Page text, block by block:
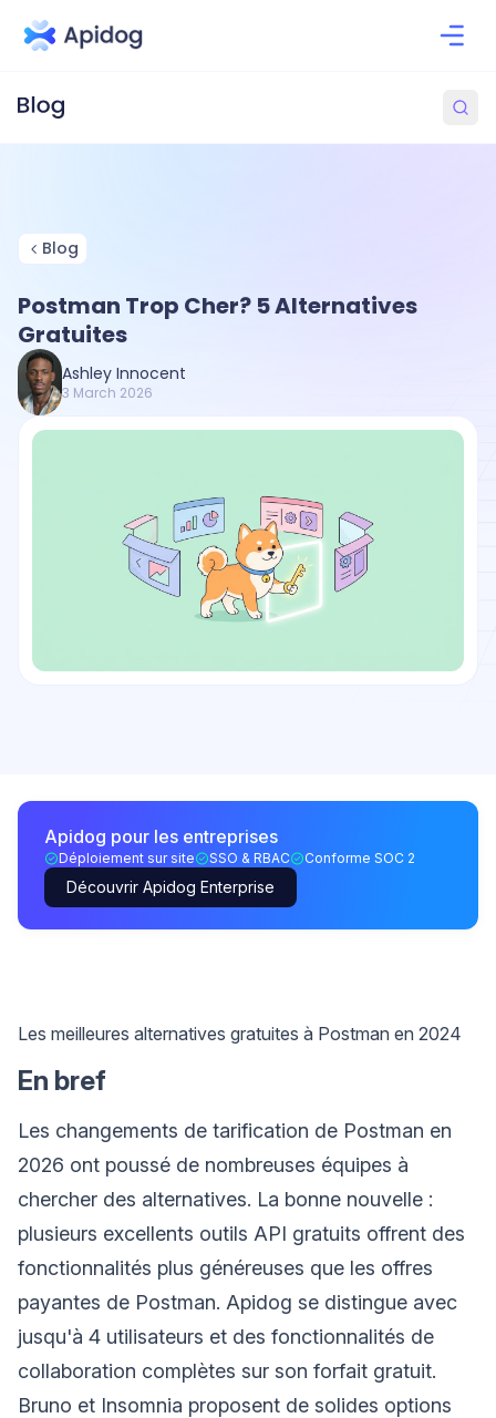
Blog
Postman Trop Cher? 5 Alternatives
Gratuites
Ashley Innocent
3 March 2026
Apidog pour les entreprises
Déploiement sur site SSO & RBAC Conforme SOC 2
Découvrir Apidog Enterprise
Les meilleures alternatives gratuites à Postman en 2024
En bref
Les changements de tarification de Postman en
2026 ont poussé de nombreuses équipes à
chercher des alternatives. La bonne nouvelle :
plusieurs excellents outils API gratuits offrent des
fonctionnalités plus généreuses que les offres
payantes de Postman. Apidog se distingue avec
jusqu'à 4 utilisateurs et des fonctionnalités de
collaboration complètes sur son forfait gratuit.
Bruno et Insomnia proposent de solides options